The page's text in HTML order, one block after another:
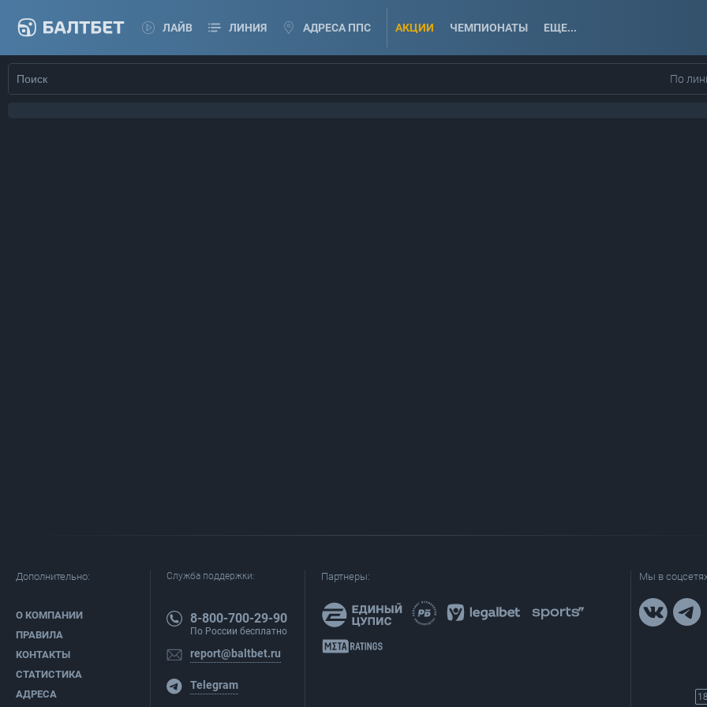
ЛАЙВ ЛИНИЯ АДРЕСА ППС АКЦИИ ЧЕМПИОНАТЫ ЕЩЕ...
По
Дополнительно:
О КОМПАНИИ
ПРАВИЛА
КОНТАКТЫ
СТАТИСТИКА
АДРЕСА
Служба поддержки:
8-800-700-29-90
По России бесплатно
report@baltbet.ru
Telegram
Партнеры: Мы в